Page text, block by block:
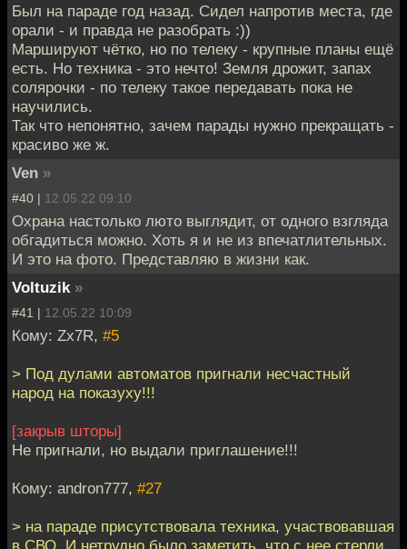
Был на параде год назад. Сидел напротив места, где
орали - и правда не разобрать :))
Маршируют чётко, но по телеку - крупные планы ещё
есть. Но техника - это нечто! Земля дрожит, запах
солярочки - по телеку такое передавать пока не
научились.
Так что непонятно, зачем парады нужно прекращать -
красиво же ж.
Ven »
#40 | 12.05.22 09:10
Охрана настолько люто выглядит, от одного взгляда
обгадиться можно. Хоть я и не из впечатлительных.
И это на фото. Представляю в жизни как.
Voltuzik »
#41 | 12.05.22 10:09
Кому: Zx7R, #5
> Под дулами автоматов пригнали несчастный
народ на показуху!!!
[закрыв шторы]
Не пригнали, но выдали приглашение!!!
Кому: andron777, #27
> на параде присутствовала техника, участвовавшая